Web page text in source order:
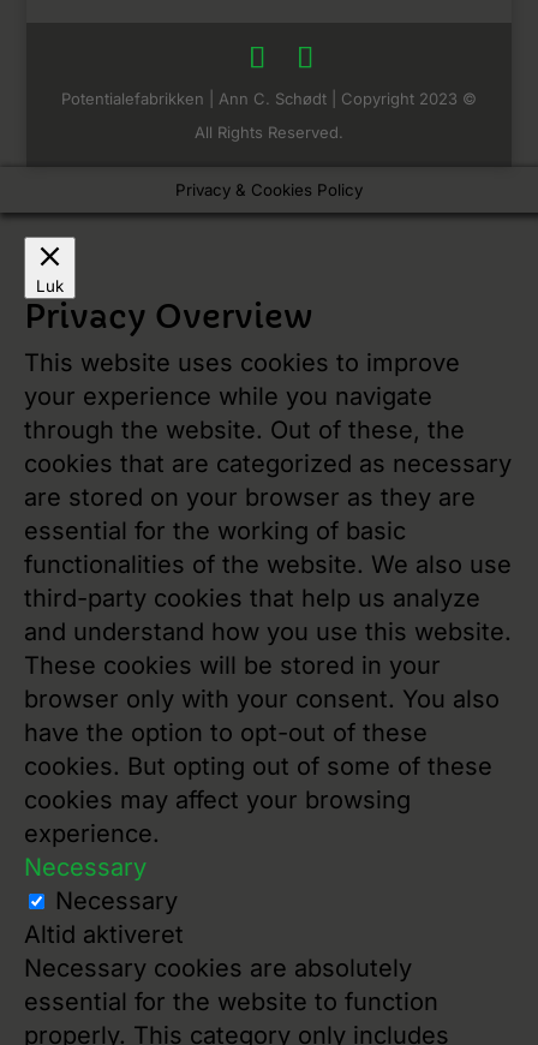
Potentialefabrikken | Ann C. Schødt | Copyright 2023 ©
All Rights Reserved.
Privacy & Cookies Policy
Luk
Privacy Overview
This website uses cookies to improve
your experience while you navigate
through the website. Out of these, the
cookies that are categorized as necessary
are stored on your browser as they are
essential for the working of basic
functionalities of the website. We also use
third-party cookies that help us analyze
and understand how you use this website.
These cookies will be stored in your
browser only with your consent. You also
have the option to opt-out of these
cookies. But opting out of some of these
cookies may affect your browsing
experience.
Necessary
Necessary
Altid aktiveret
Necessary cookies are absolutely
essential for the website to function
properly. This category only includes